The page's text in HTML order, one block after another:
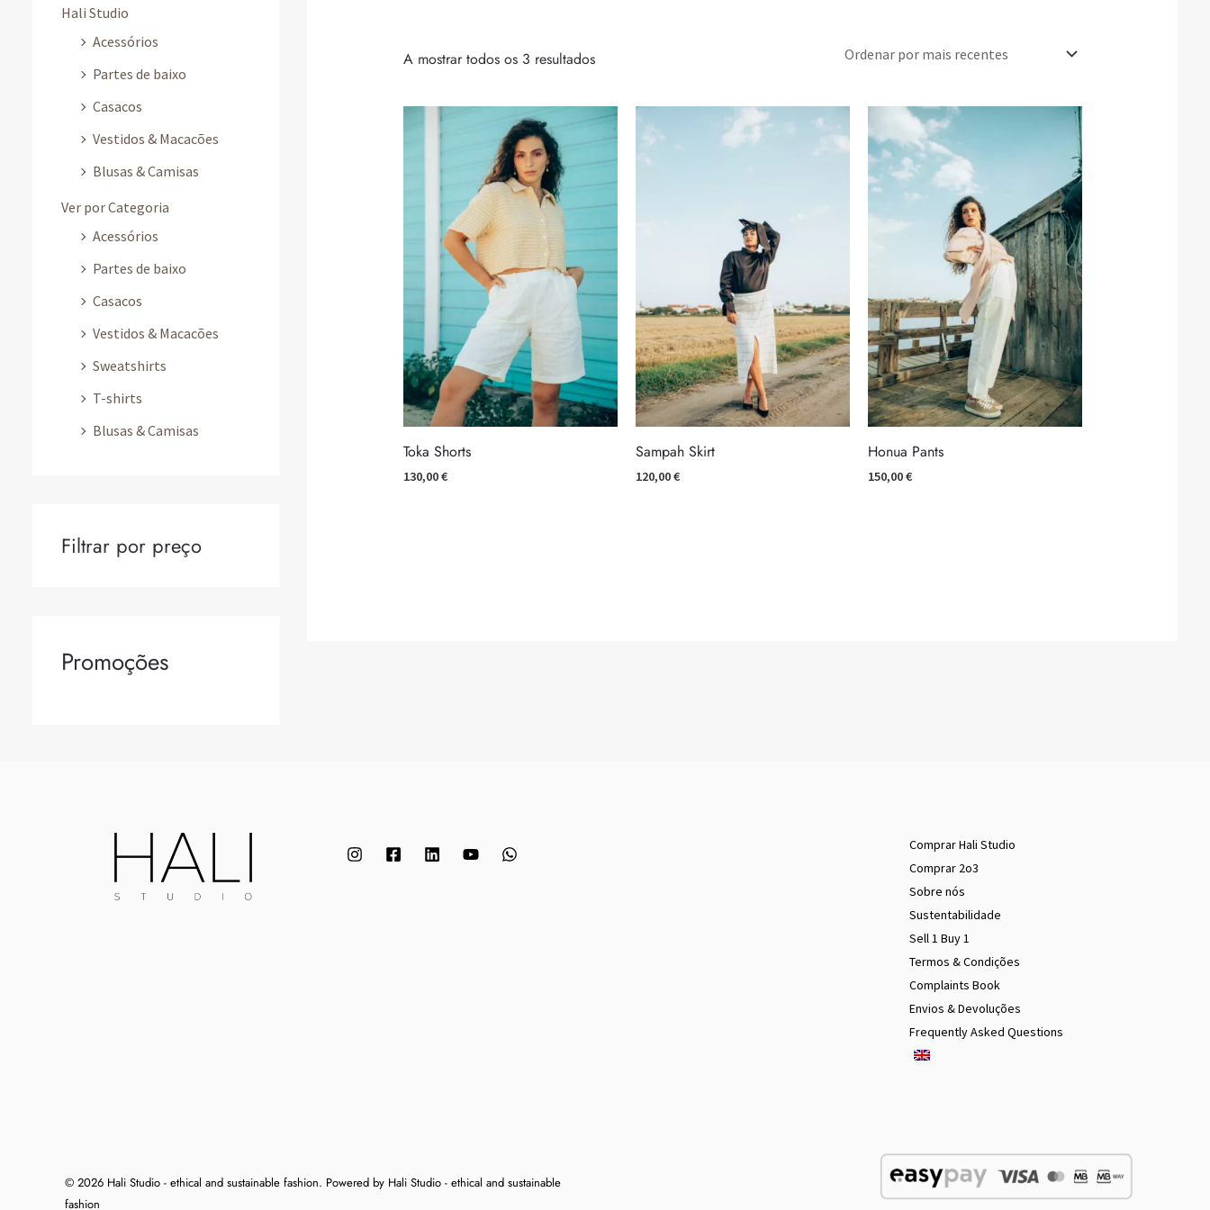
Hali Studio
Acessórios
Partes de baixo
Casacos
Vestidos & Macacões
Blusas & Camisas
Ver por Categoria
Acessórios
Partes de baixo
Casacos
Vestidos & Macacões
Sweatshirts
T-shirts
Blusas & Camisas
Filtrar por preço
Promoções
A mostrar todos os 3 resultados
Toka Shorts
130,00€
Sampah Skirt
120,00€
Honua Pants
150,00€
Comprar Hali Studio
Comprar 2o3
Sobre nós
Sustentabilidade
Sell 1 Buy 1
Termos & Condições
Complaints Book
Envios & Devoluções
Frequently Asked Questions
© 2026 Hali Studio - ethical and sustainable fashion. Powered by Hali Studio - ethical and sustainable
fashion